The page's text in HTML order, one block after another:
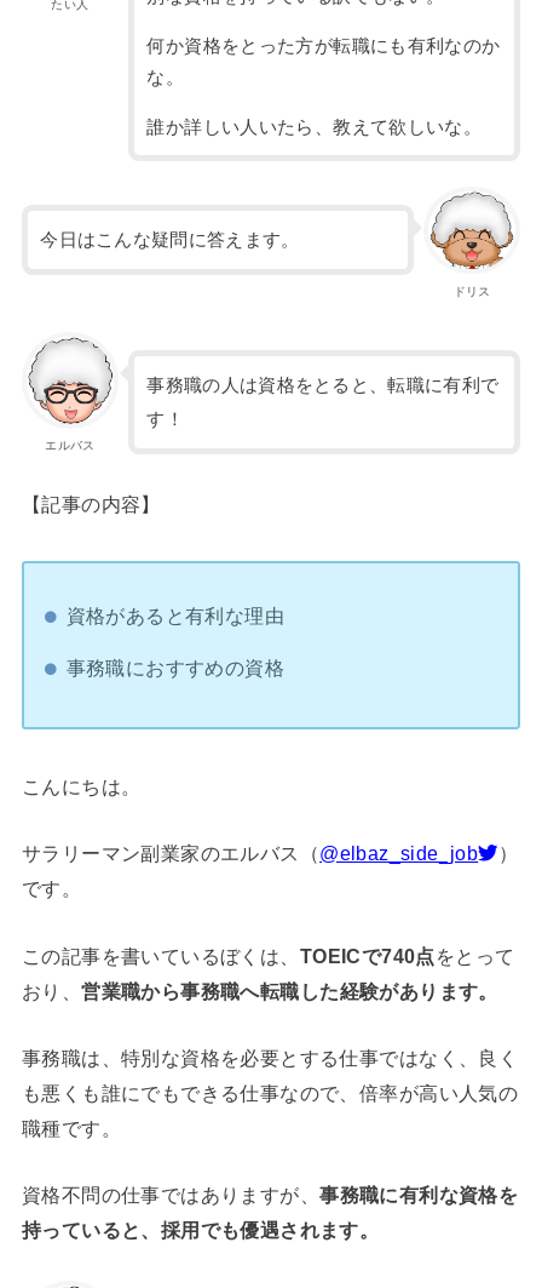
たい人
何か資格をとった方が転職にも有利なのか
な。
誰か詳しい人いたら、教えて欲しいな。
ドリス
今日はこんな疑問に答えます。
エルバス
事務職の人は資格をとると、転職に有利で
す！
【記事の内容】
資格があると有利な理由
事務職におすすめの資格
こんにちは。
サラリーマン副業家のエルバス（@elbaz_side_job
）
です。
この記事を書いているぼくは、 TOEICで740点 をとって
おり、営業職から事務職へ転職した経験があります。
事務職は、特別な資格を必要とする仕事ではなく、良く
も悪くも誰にでもできる仕事なので、倍率が高い人気の
職種です。
資格不問の仕事ではありますが、事務職に有利な資格を
持っていると、採用でも優遇されます。